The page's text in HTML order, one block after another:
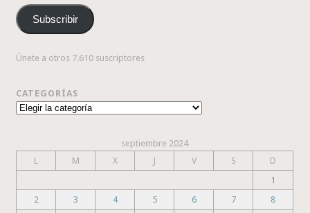
correo
electrónico
Subscribir
Únete a otros 7.610 suscriptores
CATEGORÍAS
Categorías
septiembre 2024
L
M X J V S
D
1
2
3 4 5 6 7
8